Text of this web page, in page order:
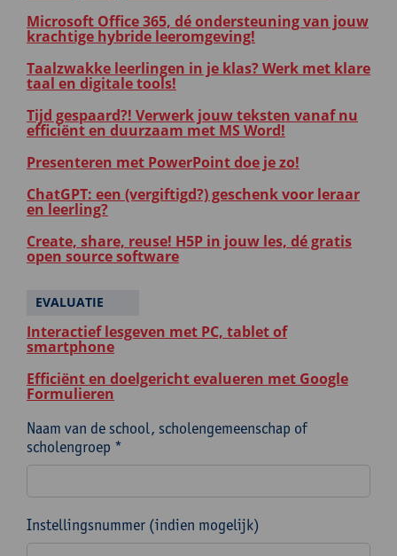
Microsoft Office 365, dé ondersteuning van jouw
krachtige hybride leeromgeving!
Taalzwakke leerlingen in je klas? Werk met klare
taal en digitale tools!
Tijd gespaard?! Verwerk jouw teksten vanaf nu
efficiënt en duurzaam met MS Word!
Presenteren met PowerPoint doe je zo!
ChatGPT: een (vergiftigd?) geschenk voor leraar
en leerling?
Create, share, reuse! H5P in jouw les, dé gratis
open source software
EVALUATIE
Interactief lesgeven met PC, tablet of
smartphone
Efficiënt en doelgericht evalueren met Google
Formulieren
Naam van de school, scholengemeenschap of
scholengroep *
Instellingsnummer (indien mogelijk)